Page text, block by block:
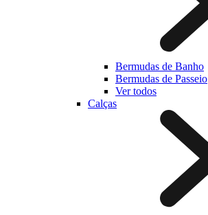
Bermudas de Banho
Bermudas de Passeio
Ver todos
Calças